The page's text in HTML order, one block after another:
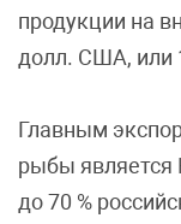
продукции на
долл. США, или
Главным
рыбы является
до 70 %